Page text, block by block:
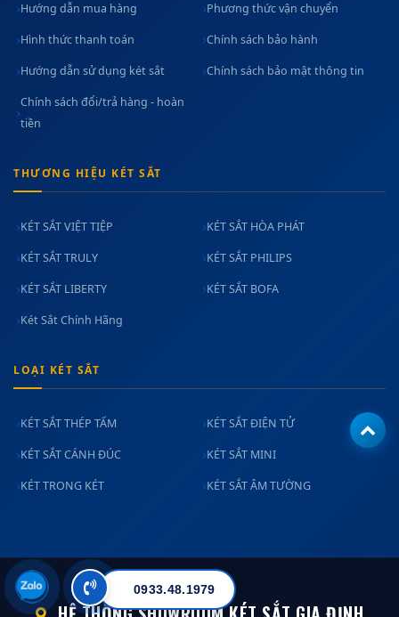
Hướng dẫn mua hàng Phương thức vận chuyển
Hình thức thanh toán Chính sách bảo hành
Hướng dẫn sử dụng két sắt Chính sách bảo mật thông tin
Chính sách đổi/trả hàng - hoàn
tiền
THƯƠNG HIỆU KÉT SẮT
KÉT SẮT VIỆT TIỆP KÉT SẮT HÒA PHÁT
KÉT SẮT TRULY KÉT SẮT PHILIPS
KÉT SẮT LIBERTY KÉT SẮT BOFA
Két Sắt Chính Hãng
LOẠI KÉT SẮT
KÉT SẮT THÉP TẤM KÉT SẮT ĐIỆN TỬ
KÉT SẮT CÁNH ĐÚC KÉT SẮT MINI
KÉT TRONG KÉT KÉT SẮT ÂM TƯỜNG
0933.48.1979